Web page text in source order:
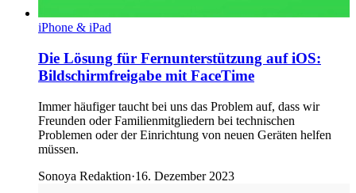
iPhone & iPad
Die Lösung für Fernunterstützung auf iOS:
Bildschirmfreigabe mit FaceTime
Immer häufiger taucht bei uns das Problem auf, dass wir
Freunden oder Familienmitgliedern bei technischen
Problemen oder der Einrichtung von neuen Geräten helfen
müssen.
Sonoya Redaktion·16. Dezember 2023